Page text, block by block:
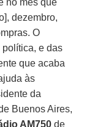
dezembro,
O
e das
que acaba
às
da
Buenos Aires,
AM750 de